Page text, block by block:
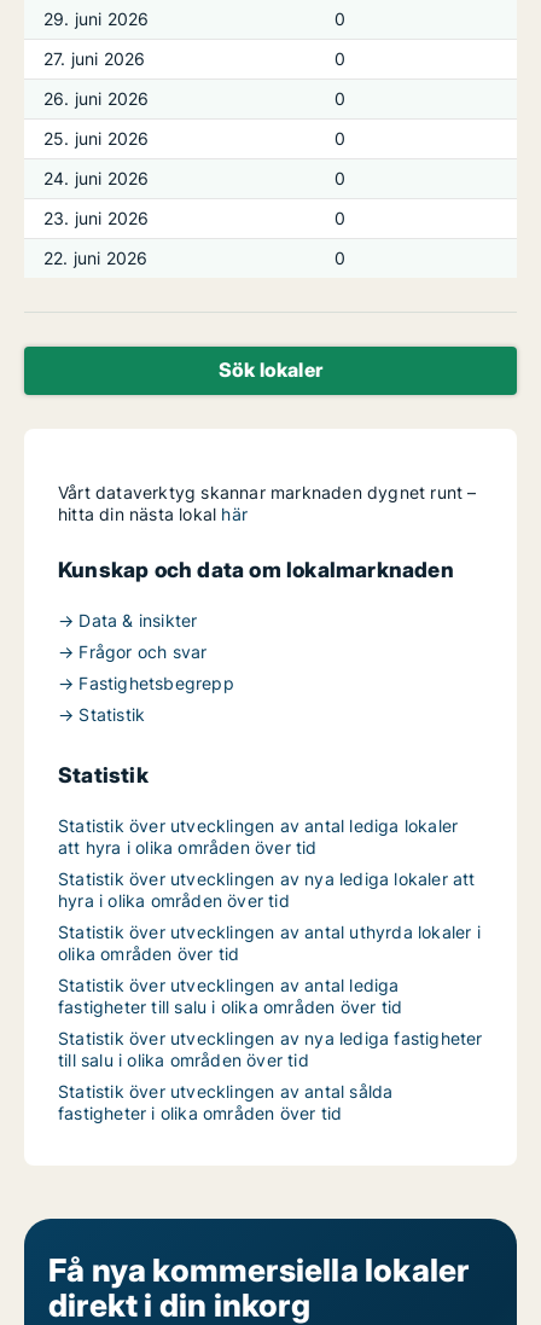
29. juni 2026
0
27. juni 2026
0
26. juni 2026
0
25. juni 2026
0
24. juni 2026
0
23. juni 2026
0
22. juni 2026
0
Sök lokaler
Vårt dataverktyg skannar marknaden dygnet runt –
hitta din nästa lokal här
Kunskap och data om lokalmarknaden
→ Data & insikter
→ Frågor och svar
→ Fastighetsbegrepp
→ Statistik
Statistik
Statistik över utvecklingen av antal lediga lokaler
att hyra i olika områden över tid
Statistik över utvecklingen av nya lediga lokaler att
hyra i olika områden över tid
Statistik över utvecklingen av antal uthyrda lokaler i
olika områden över tid
Statistik över utvecklingen av antal lediga
fastigheter till salu i olika områden över tid
Statistik över utvecklingen av nya lediga fastigheter
till salu i olika områden över tid
Statistik över utvecklingen av antal sålda
fastigheter i olika områden över tid
Få nya kommersiella lokaler
direkt i din inkorg